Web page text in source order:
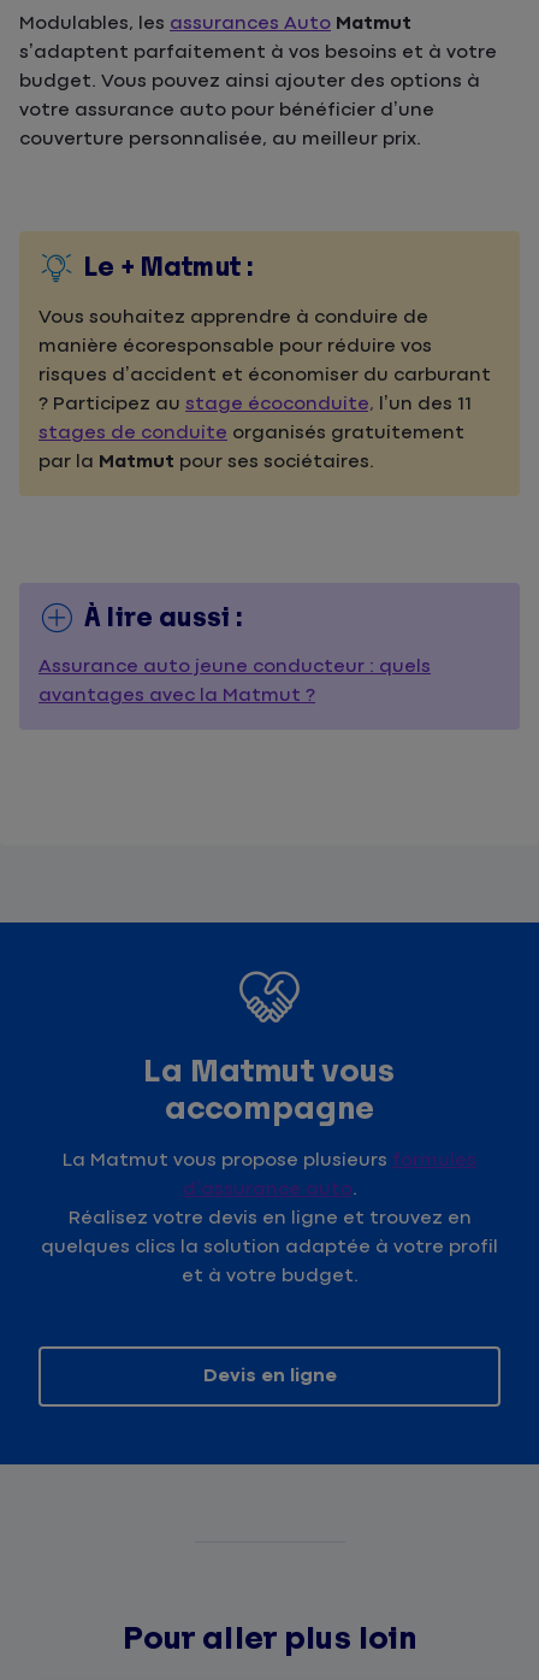
Modulables, les assurances Auto Matmut
s’adaptent parfaitement à vos besoins et à votre
budget. Vous pouvez ainsi ajouter des options à
votre assurance auto pour bénéficier d’une
couverture personnalisée, au meilleur prix.
Le + Matmut :
Vous souhaitez apprendre à conduire de
manière écoresponsable pour réduire vos
risques d’accident et économiser du carburant
? Participez au stage écoconduite, l’un des 11
stages de conduite organisés gratuitement
par la Matmut pour ses sociétaires.
À lire aussi :
Assurance auto jeune conducteur : quels
avantages avec la Matmut ?
La Matmut vous
accompagne
La Matmut vous propose plusieurs formules
d’assurance auto.
Réalisez votre devis en ligne et trouvez en
quelques clics la solution adaptée à votre profil
et à votre budget.
Devis en ligne
Pour aller plus loin